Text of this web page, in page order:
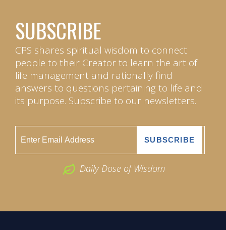
SUBSCRIBE
CPS shares spiritual wisdom to connect
people to their Creator to learn the art of
life management and rationally find
answers to questions pertaining to life and
its purpose. Subscribe to our newsletters.
Daily Dose of Wisdom